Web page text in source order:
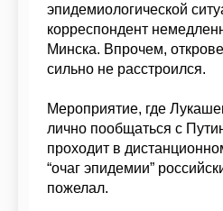
эпидемиологической
корреспондент
Минска. Впрочем,
сильно не расстроился.
Мероприятие, где
лично пообщаться с
проходит в
“очаг эпидемии”
пожелал.